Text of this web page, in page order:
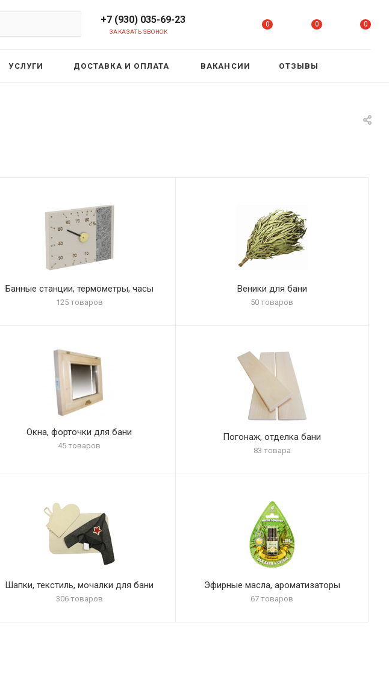
+7 (930) 035-69-23
ЗАКАЗАТЬ ЗВОНОК
0 0 0
УСЛУГИ ДОСТАВКА И ОПЛАТА ВАКАНСИИ ОТЗЫВЫ
Банные станции, термометры, часы
125 товаров
Веники для бани
50 товаров
Окна, форточки для бани
45 товаров
Погонаж, отделка бани
83 товара
Шапки, текстиль, мочалки для бани
306 товаров
Эфирные масла, ароматизаторы
67 товаров